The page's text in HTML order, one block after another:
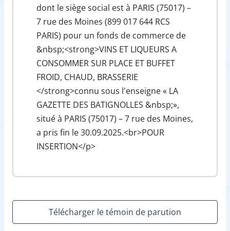
dont le siège social est à PARIS (75017) –
7 rue des Moines (899 017 644 RCS
PARIS) pour un fonds de commerce de
&nbsp;<strong>VINS ET LIQUEURS A
CONSOMMER SUR PLACE ET BUFFET
FROID, CHAUD, BRASSERIE
</strong>connu sous l'enseigne « LA
GAZETTE DES BATIGNOLLES &nbsp;»,
situé à PARIS (75017) – 7 rue des Moines,
a pris fin le 30.09.2025.<br>POUR
INSERTION</p>
Télécharger le témoin de parution